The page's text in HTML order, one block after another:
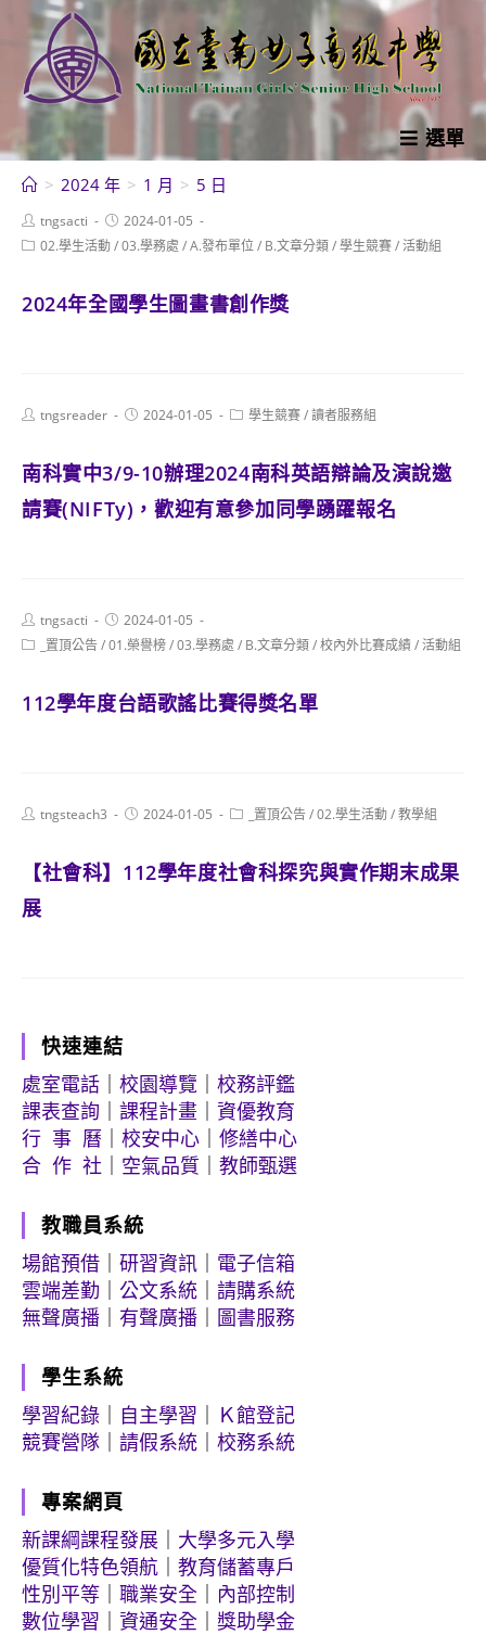
內
選單
> 2024 年 > 1 月 > 5 日
Post
author:
tngsacti
Post
published:
2024-01-05
Post02.學生活動/03.學務處 /A.發布單位/ B.文章分類/學生競賽/活動組
2024年全國學生圖畫書創作獎
Posttngsreader
Post2024-01-05
Post學生競賽/讀者服務組
南科實中3/9-10辦理2024南科英語辯論及演說邀
請賽(NIFTy)，歡迎有意參加同學踴躍報名
Post
author:
tngsacti
Post
published:
2024-01-05
Post _置頂公告/01.榮譽榜/03.學務處 / B.文章分類/校內外比賽成績/活動組
112學年度台語歌謠比賽得獎名單
Posttngsteach3
Post2024-01-05
Post _置頂公告/02.學生活動/教學組
【社會科】112學年度社會科探究與實作期末成果
展
快速連結
處室電話
校園導覽
校務評鑑
課表查詢
課程計畫
資優教育
行 事 曆
校安中心
修繕中心
合 作 社
空氣品質 教師甄選
教職員系統
場館預借
研習資訊
電子信箱
雲端差勤
公文系統
請購系統
無聲廣播
有聲廣播 圖書服務
學生系統
學習紀錄
自主學習
Ｋ館登記
競賽營隊
請假系統 校務系統
專案網頁
新課綱課程發展
大學多元入學
優質化特色領航
教育儲蓄專戶
性別平等
職業安全
內部控制
數位學習
資通安全 獎助學金